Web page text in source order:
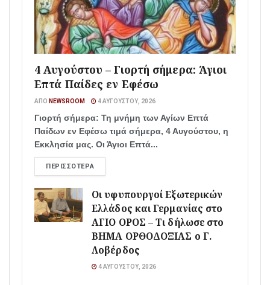
4 Αυγούστου – Γιορτή σήμερα: Άγιοι
Επτά Παίδες εν Εφέσω
ΑΠΌ NEWSROOM 4 ΑΥΓΟΎΣΤΟΥ, 2026
Γιορτή σήμερα: Τη μνήμη των Αγίων Επτά
Παίδων εν Εφέσω τιμά σήμερα, 4 Αυγούστου, η
Εκκλησία μας. Οι Άγιοι Επτά...
ΠΕΡΙΣΣΌΤΕΡΑ
Οι υφυπουργοί Εξωτερικών
Ελλάδος και Γερμανίας στο
ΑΓΙΟ ΟΡΟΣ – Τι δήλωσε στο
ΒΗΜΑ ΟΡΘΟΔΟΞΙΑΣ ο Γ.
Λοβέρδος
4 ΑΥΓΟΎΣΤΟΥ, 2026